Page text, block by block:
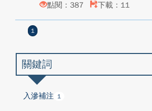
點閱：387
下載：11
1
關鍵詞
入滲補注 1